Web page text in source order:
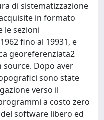
di sistematizzazione
in formato
le sezioni
fino al 19931, e
georeferenziata2
source. Dopo aver
sono state
verso il
a costo zero
software libero ed